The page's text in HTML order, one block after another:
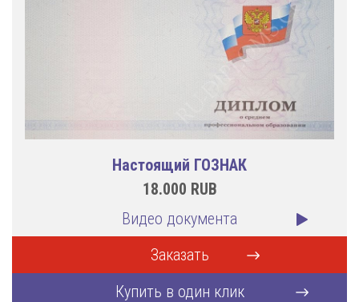
Настоящий ГОЗНАК
18.000 RUB
Видео документа
Заказать
Купить в один клик